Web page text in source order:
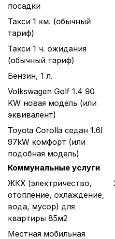
посадки
Такси 1 км. (обычный
тариф)
Такси 1 ч. ожидания
(обычный тариф)
Бензин, 1 л.
Volkswagen Golf 1.4 90
KW новая модель (или
эквивалент)
Toyota Corolla седан 1.6l
97kW комфорт (или
подобная модель)
Коммунальные услуги
ЖКХ (электричество,
отопление, охлаждение,
вода, мусор) для
квартиры 85м2
Местная мобильная